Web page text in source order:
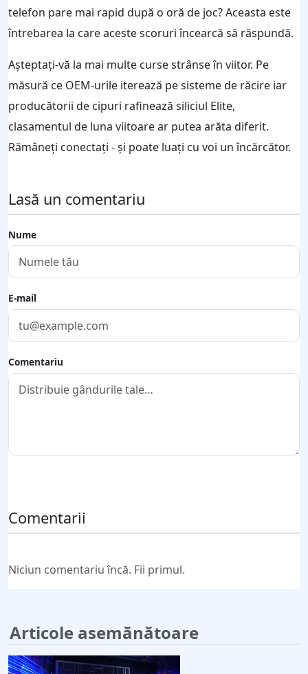
telefon pare mai rapid după o oră de joc? Aceasta este
întrebarea la care aceste scoruri încearcă să răspundă.
Așteptați-vă la mai multe curse strânse în viitor. Pe
măsură ce OEM-urile iterează pe sisteme de răcire iar
producătorii de cipuri rafinează siliciul Elite,
clasamentul de luna viitoare ar putea arăta diferit.
Rămâneți conectați - și poate luați cu voi un încărcător.
Lasă un comentariu
Nume
E-mail
Comentariu
Comentarii
Niciun comentariu încă. Fii primul.
Articole asemănătoare